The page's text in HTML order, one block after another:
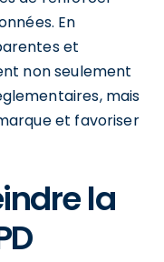
En
et
non seulement
mais
et favoriser
la